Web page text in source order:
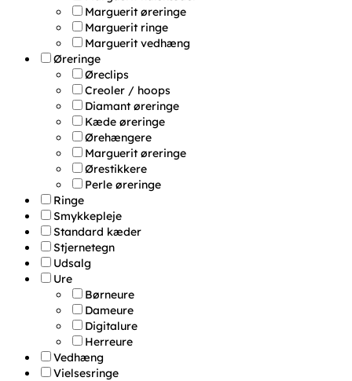
Marguerit øreringe
Marguerit ringe
Marguerit vedhæng
Øreringe
Øreclips
Creoler / hoops
Diamant øreringe
Kæde øreringe
Ørehængere
Marguerit øreringe
Ørestikkere
Perle øreringe
Ringe
Smykkepleje
Standard kæder
Stjernetegn
Udsalg
Ure
Børneure
Dameure
Digitalure
Herreure
Vedhæng
Vielsesringe